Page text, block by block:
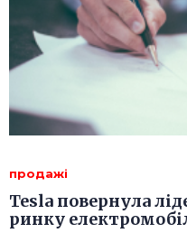
продажі
Tesla повернула
ринку